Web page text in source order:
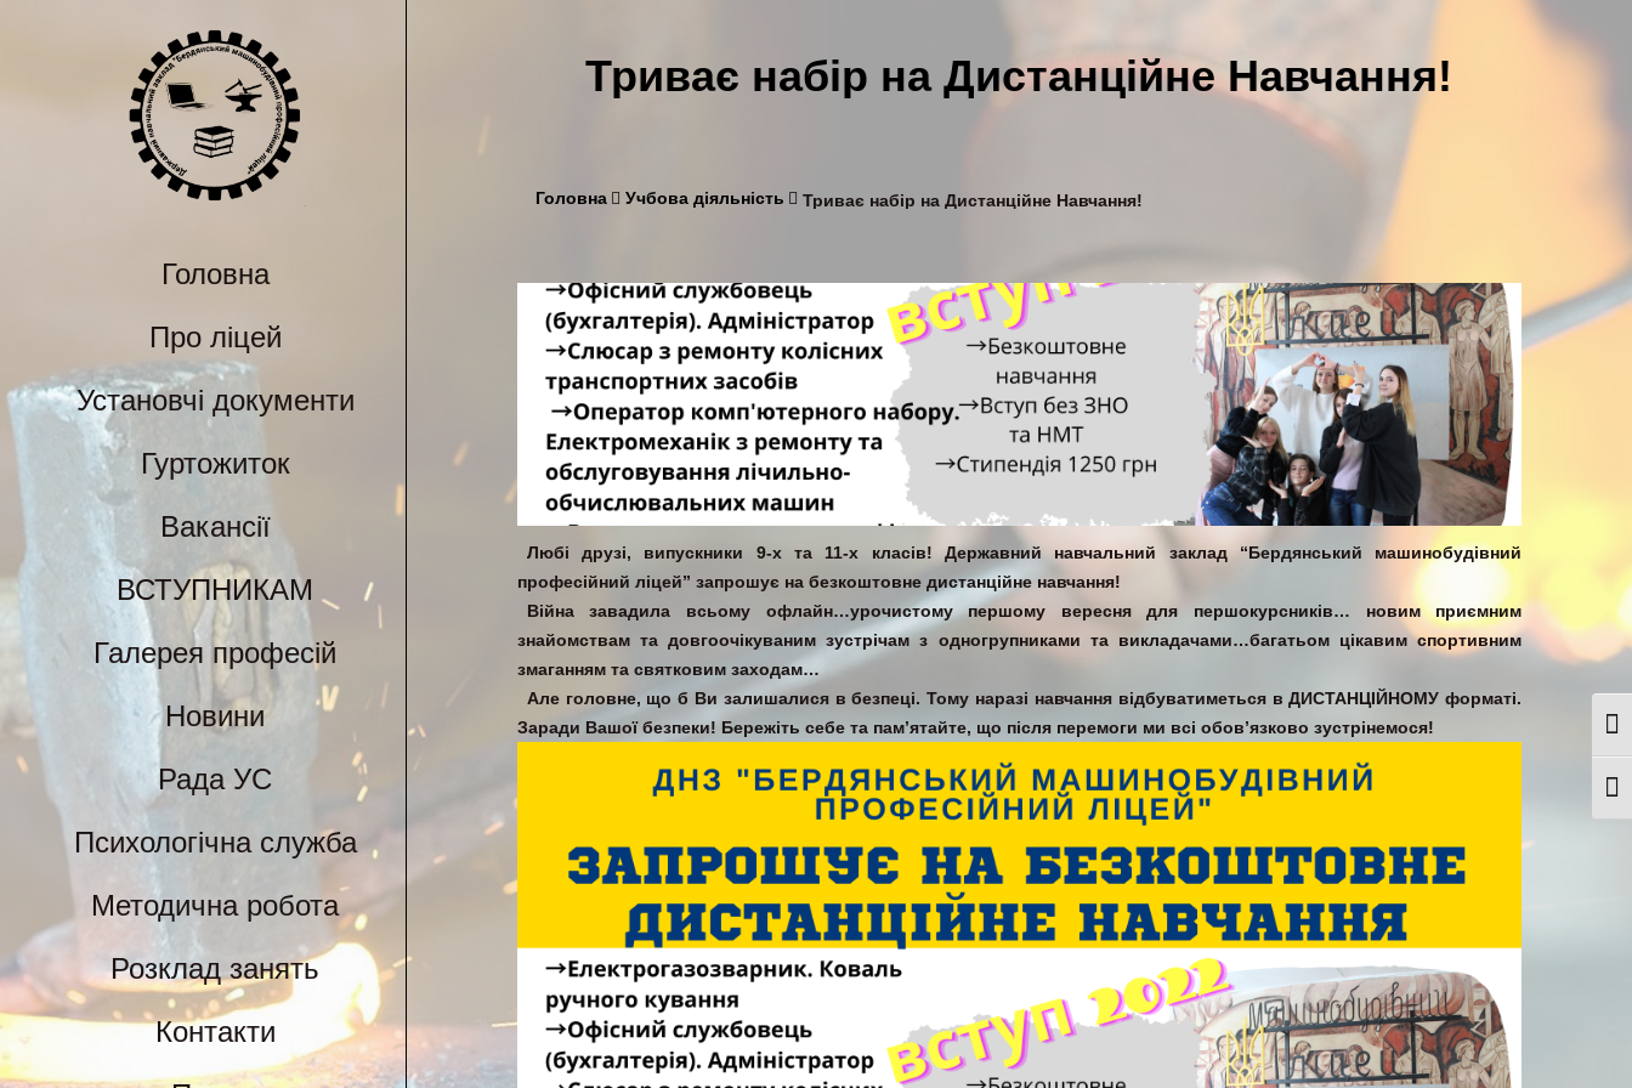
Головна
Про ліцей
Установчі документи
Гуртожиток
Вакансії
ВСТУПНИКАМ
Галерея професій
Новини
Рада УС
Психологічна служба
Методична робота
Розклад занять
Контакти
Триває набір на Дистанційне Навчання!
Головна Учбова діяльність Триває набір на Дистанційне Навчання!
Любі друзі, випускники 9-х та 11-х класів! Державний навчальний заклад “Бердянський машинобудівний
професійний ліцей” запрошує на безкоштовне дистанційне навчання!
Війна завадила всьому офлайн…урочистому першому вересня для першокурсників… новим приємним
знайомствам та довгоочікуваним зустрічам з одногрупниками та викладачами…багатьом цікавим спортивним
змаганням та святковим заходам…
Але головне, що б Ви залишалися в безпеці. Тому наразі навчання відбуватиметься в ДИСТАНЦІЙНОМУ форматі.
Заради Вашої безпеки! Бережіть себе та пам’ятайте, що після перемоги ми всі обов’язково зустрінемося!